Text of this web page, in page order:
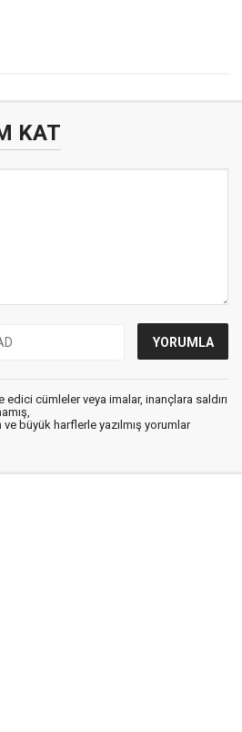
KAT
edici cümleler veya imalar, inançlara saldırı
büyük harflerle yazılmış yorumlar